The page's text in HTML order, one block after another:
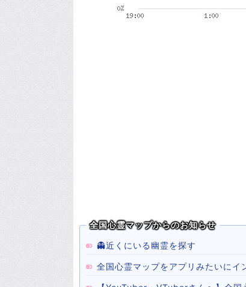
全国心霊マップからのお知らせ
👻近くにいる幽霊を探す
全国心霊マップをアプリみたいにイ